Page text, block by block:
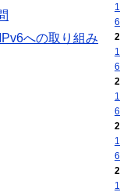
IPv6への取り組み